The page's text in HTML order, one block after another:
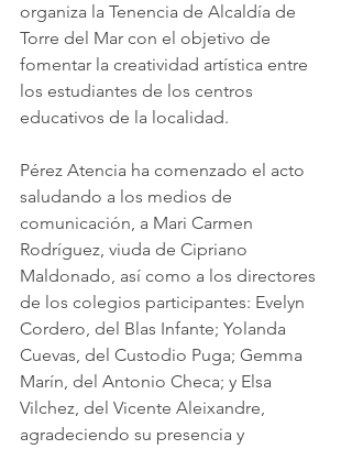
organiza la Tenencia de Alcaldía de
Torre del Mar con el objetivo de
fomentar la creatividad artística entre
los estudiantes de los centros
educativos de la localidad.
Pérez Atencia ha comenzado el acto
saludando a los medios de
comunicación, a Mari Carmen
Rodríguez, viuda de Cipriano
Maldonado, así como a los directores
de los colegios participantes: Evelyn
Cordero, del Blas Infante; Yolanda
Cuevas, del Custodio Puga; Gemma
Marín, del Antonio Checa; y Elsa
Vilchez, del Vicente Aleixandre,
agradeciendo su presencia y